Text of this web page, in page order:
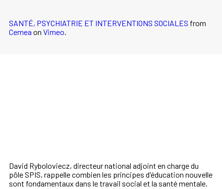
SANTÉ, PSYCHIATRIE ET INTERVENTIONS SOCIALES from
Cemea on Vimeo
David Ryboloviecz, directeur national adjoint en charge du
pôle SPIS, rappelle combien les principes d'éducation nouvelle
sont fondamentaux dans le travail social et la santé mentale.